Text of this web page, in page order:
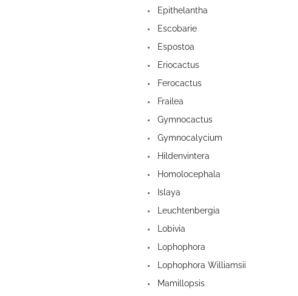
Epithelantha
Escobarie
Espostoa
Eriocactus
Ferocactus
Frailea
Gymnocactus
Gymnocalycium
Hildenvintera
Homolocephala
Islaya
Leuchtenbergia
Lobivia
Lophophora
Lophophora Williamsii
Mamillopsis